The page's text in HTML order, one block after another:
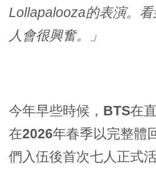
Lollapalooza的表演。
人會很興奮。」
今年早些時候， BTS在
在2026年春季以完整體
們入伍後首次七人正式活